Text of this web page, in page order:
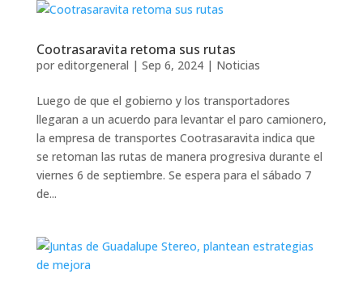
Cootrasaravita retoma sus rutas
por editorgeneral | Sep 6, 2024| Noticias
Luego de que el gobierno y los transportadores
llegaran a un acuerdo para levantar el paro camionero,
la empresa de transportes Cootrasaravita indica que
se retoman las rutas de manera progresiva durante el
viernes 6 de septiembre. Se espera para el sábado 7
de...